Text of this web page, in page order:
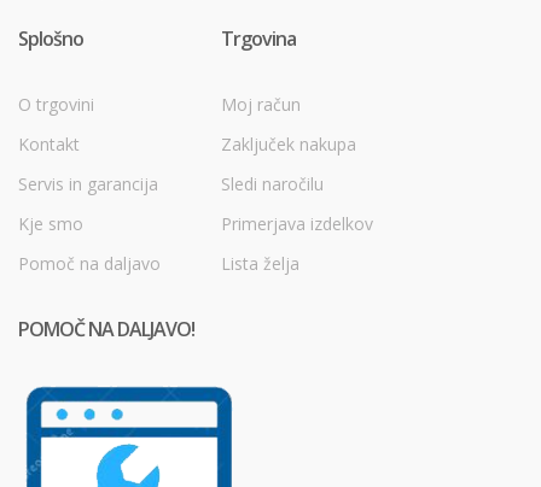
Splošno
O trgovini
Kontakt
Servis in garancija
Kje smo
Pomoč na daljavo
Trgovina
Moj račun
Zaključek nakupa
Sledi naročilu
Primerjava izdelkov
Lista želja
POMOČ NA DALJAVO!